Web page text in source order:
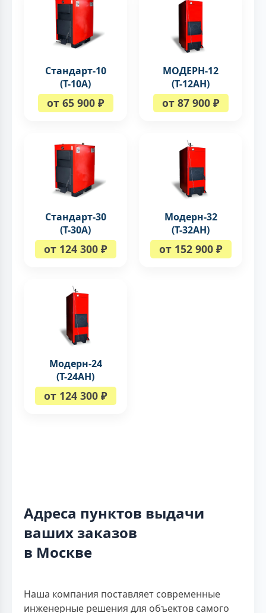
Стандарт-10
(Т-10А)
от 65 900 ₽
МОДЕРН-12
(Т-12АН)
от 87 900 ₽
Стандарт-30
(Т-30А)
от 124 300 ₽
Модерн-32
(Т-32АН)
от 152 900 ₽
Модерн-24
(Т-24АН)
от 124 300 ₽
Адреса пунктов выдачи
ваших заказов
в Москве
Наша компания поставляет современные
инженерные решения для объектов самого